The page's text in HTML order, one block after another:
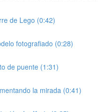
de Lego (0:42)
fotografiado (0:28)
de puente (1:31)
la mirada (0:41)